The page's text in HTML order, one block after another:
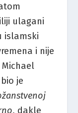
ulagani
islamski
i nije
je
, dakle